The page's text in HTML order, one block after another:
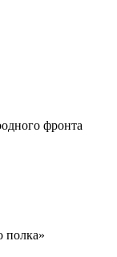
фронта
полка»